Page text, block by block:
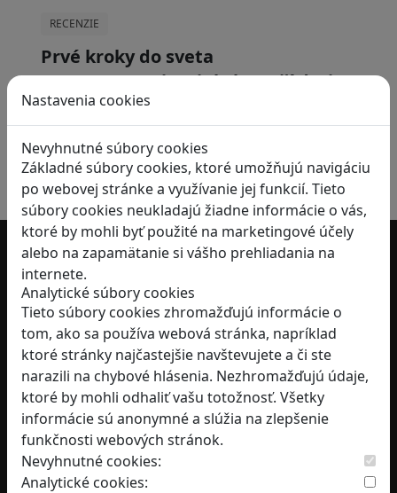
Nastavenia cookies
Nevyhnutné súbory cookies
Základné súbory cookies, ktoré umožňujú navigáciu
po webovej stránke a využívanie jej funkcií. Tieto
súbory cookies neukladajú žiadne informácie o vás,
ktoré by mohli byť použité na marketingové účely
alebo na zapamätanie si vášho prehliadania na
internete.
Analytické súbory cookies
Tieto súbory cookies zhromažďujú informácie o
tom, ako sa používa webová stránka, napríklad
ktoré stránky najčastejšie navštevujete a či ste
narazili na chybové hlásenia. Nezhromažďujú údaje,
ktoré by mohli odhaliť vašu totožnosť. Všetky
informácie sú anonymné a slúžia na zlepšenie
funkčnosti webových stránok.
Nevyhnutné cookies:
Analytické cookies:
RECENZIE
Prvé kroky do sveta
programovania: Lightbot učí deti
logike a kreativite
1
Užitočné informácie
O nás
Blog
Darujte nám2 %
Obchodné podmienky
Podmienky ochrany osobných údajov